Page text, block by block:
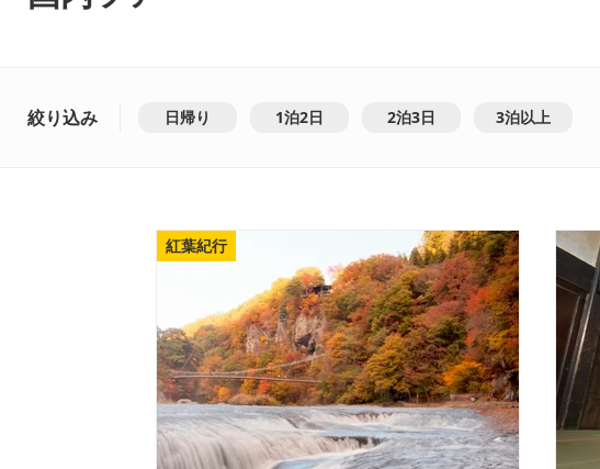
絞り込み 日帰り 1泊2日 2泊3日 3泊以上
紅葉紀行